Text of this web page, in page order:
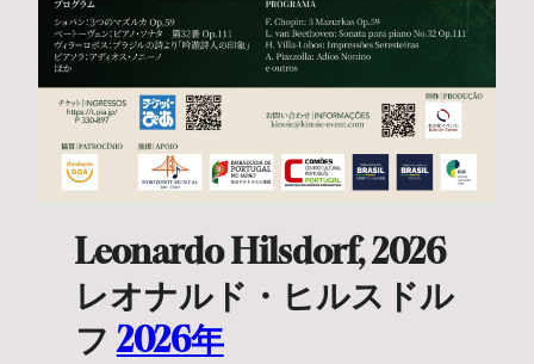
Leonardo Hilsdorf, 2026
レオナルド・ヒルスドル
フ 2026年